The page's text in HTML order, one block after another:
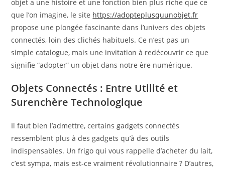
objet a une histoire et une fonction bien plus riche que ce
que l’on imagine, le site https://adopteplusquunobjet.fr
propose une plongée fascinante dans l’univers des objets
connectés, loin des clichés habituels. Ce n’est pas un
simple catalogue, mais une invitation à redécouvrir ce que
signifie “adopter” un objet dans notre ère numérique.
Objets Connectés : Entre Utilité et
Surenchère Technologique
Il faut bien l’admettre, certains gadgets connectés
ressemblent plus à des gadgets qu’à des outils
indispensables. Un frigo qui vous rappelle d’acheter du lait,
c’est sympa, mais est-ce vraiment révolutionnaire ? D’autres,